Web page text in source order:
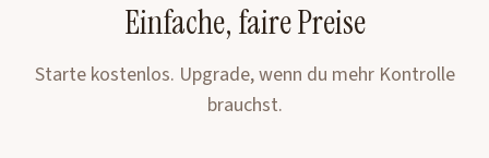
Einfache, faire Preise
Starte kostenlos. Upgrade, wenn du mehr Kontrolle
brauchst.